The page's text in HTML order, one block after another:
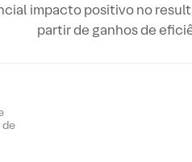
impacto positivo no
partir de ganhos de